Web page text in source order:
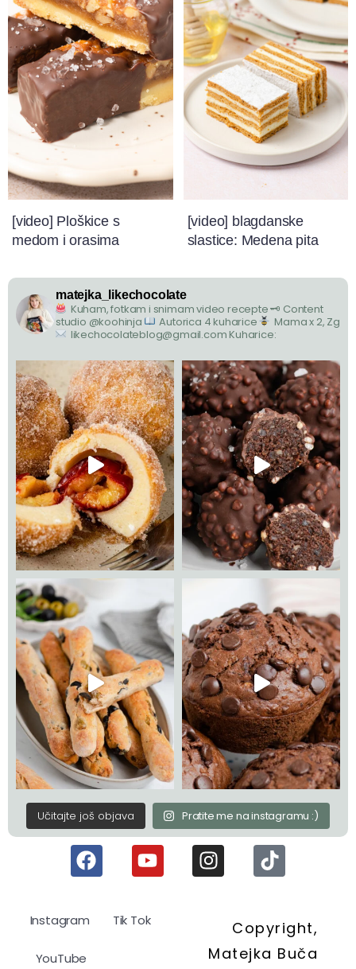
[video] Ploškice s
medom i orasima
[video] blagdanske
slastice: Medena pita
matejka_likechocolate
Kuham, fotkam i snimam video recepte🗝 Content
studio @koohinja
Autorica 4 kuharice
Mama x 2, Zg
likechocolateblog@gmail.com Kuharice:
Učitajte još objava Pratite me na instagramu :)
Instagram Tik Tok
YouTube
Copyright,
Matejka Buča